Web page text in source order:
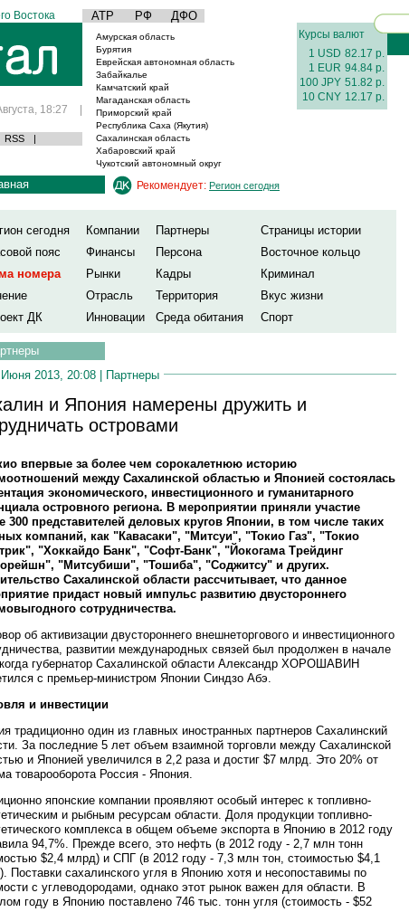
Востока АТР РФ ДФО
18:27 |
RSS |
Амурская область
Бурятия
Еврейская автономная область
Забайкалье
Камчатский край
Магаданская область
Приморский край
Республика Саха (Якутия)
Сахалинская область
Хабаровский край
Чукотский автономный округ
Курсы валют
1 USD 82.17 р.
1 EUR 94.84 р.
100 JPY 51.82 р.
10 CNY 12.17 р.
Рекомендует: Регион сегодня
сегодня Компании Партнеры
Страницы истории
пояс
Финансы Персона
Восточное кольцо
номера
Рынки Кадры
Криминал
Отрасль Территория
Вкус жизни
ДК
Инновации Среда обитания Спорт
Июня 2013, 20:08 | Партнеры
и Япония намерены дружить и
островами
впервые за более чем сорокалетнюю историю
между Сахалинской областью и Японией состоялась
экономического, инвестиционного и гуманитарного
островного региона. В мероприятии приняли участие
300 представителей деловых кругов Японии, в том числе таких
компаний, как "Кавасаки", "Митсуи", "Токио Газ", "Токио
"Хоккайдо Банк", "Софт-Банк", "Йокогама Трейдинг
"Митсубиши", "Тошиба", "Соджитсу" и других.
Сахалинской области рассчитывает, что данное
придаст новый импульс развитию двустороннего
сотрудничества.
об активизации двустороннего внешнеторгового и инвестиционного
развитии международных связей был продолжен в начале
губернатор Сахалинской области Александр ХОРОШАВИН
с премьер-министром Японии Синдзо Абэ.
и инвестиции
традиционно один из главных иностранных партнеров Сахалинский
За последние 5 лет объем взаимной торговли между Сахалинской
и Японией увеличился в 2,2 раза и достиг $7 млрд. Это 20% от
товарооборота Россия - Япония.
японские компании проявляют особый интерес к топливно-
и рыбным ресурсам области. Доля продукции топливно-
комплекса в общем объеме экспорта в Японию в 2012 году
94,7%. Прежде всего, это нефть (в 2012 году - 2,7 млн тонн
$2,4 млрд) и СПГ (в 2012 году - 7,3 млн тон, стоимостью $4,1
Поставки сахалинского угля в Японию хотя и несопоставимы по
с углеводородами, однако этот рынок важен для области. В
году в Японию поставлено 746 тыс. тонн угля (стоимость - $52